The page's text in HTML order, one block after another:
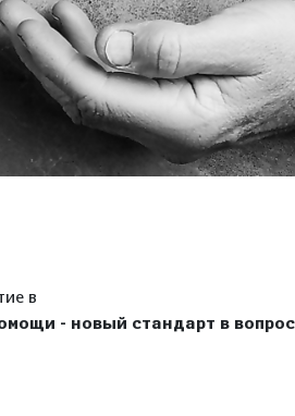
в
- новый стандарт в